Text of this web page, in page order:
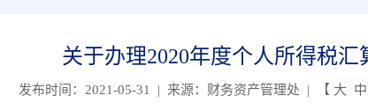
关于办理2020年度个人所得税汇
发布时间：2021-05-31 | 来源：财务资产管理处 | 【 大 中